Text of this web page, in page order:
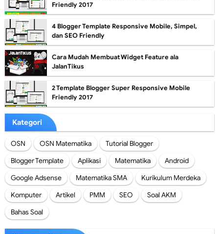
Friendly 2017
4 Blogger Template Responsive Mobile, Simpel,
dan SEO Friendly
Cara Mudah Membuat Widget Feature ala
JalanTikus
2 Template Blogger Super Responsive Mobile
Friendly 2017
Kategori
OSN OSN Matematika
Tutorial Blogger
Blogger Template
Aplikasi Matematika
Android
Google Adsense
Matematika SMA
Kurikulum Merdeka
Komputer
Artikel PMM SEO
Soal AKM
Bahas Soal